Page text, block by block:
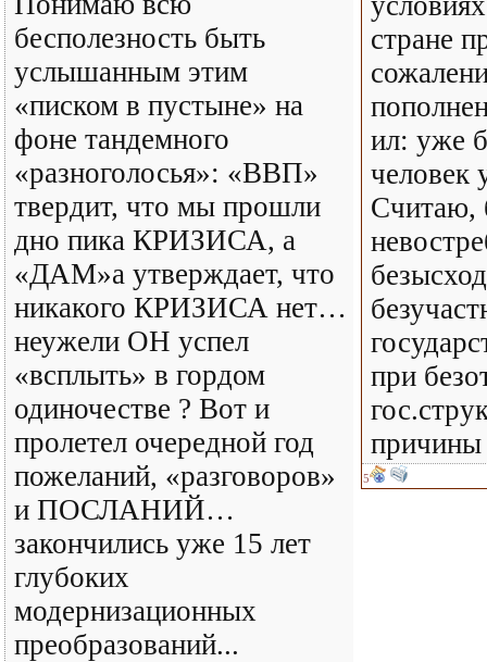
бесполезность быть
услышанным этим
«писком в пустыне» на
фоне тандемного
«разноголосья»: «ВВП»
твердит, что мы прошли
дно пика КРИЗИСА, а
«ДАМ»а утверждает, что
никакого КРИЗИСА нет…
неужели ОН успел
«всплыть» в гордом
одиночестве ? Вот и
пролетел очередной год
пожеланий, «разговоров»
и ПОСЛАНИЙ…
закончились уже 15 лет
глубоких
модернизационных
преобразований...
стране
ил: уже
человек
Считаю,
при
причины
5